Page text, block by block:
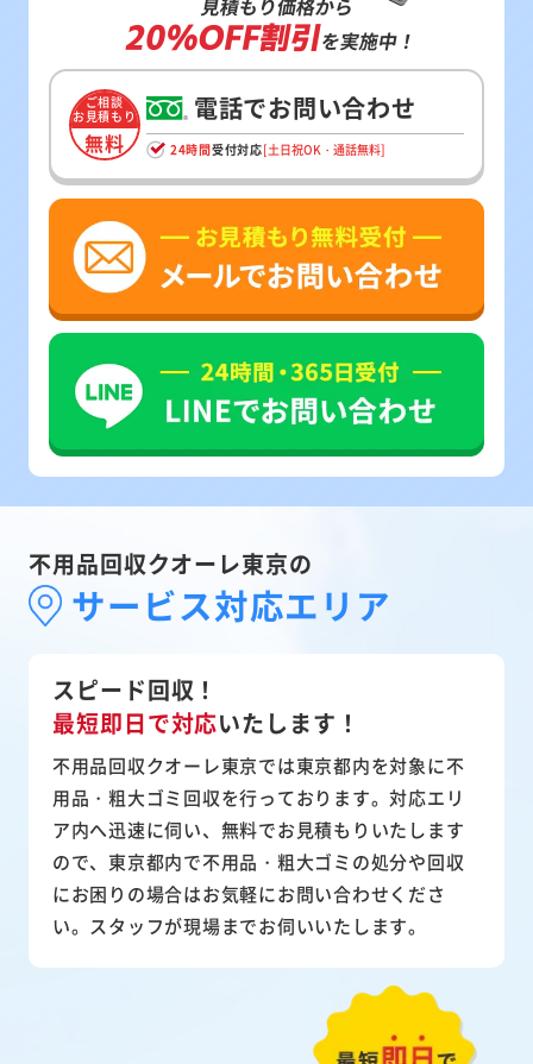
見積もり価格から
20%OFF割引を実施中！
ご相談
お見積もり
無料
電話でお問い合わせ
24時間受付対応[土日祝OK・通話無料]
不用品回収クオーレ東京の
サービス対応エリア
スピード回収！
最短即日で対応いたします！
不用品回収クオーレ東京では東京都内を対象に不
用品・粗大ゴミ回収を行っております。対応エリ
ア内へ迅速に伺い、無料でお見積もりいたします
ので、東京都内で不用品・粗大ゴミの処分や回収
にお困りの場合はお気軽にお問い合わせくださ
い。スタッフが現場までお伺いいたします。